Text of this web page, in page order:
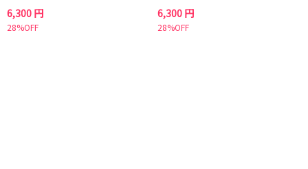
6,300 円
28%OFF
6,300 円
28%OFF